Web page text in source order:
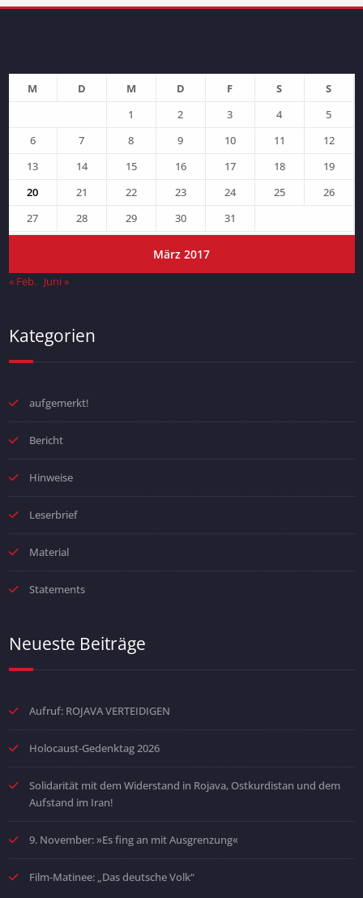
März 2017
M D M D F S
S
1
2 3 4
5
6
7 8 9 10 11
12
13
14 15 16 17 18
19
20
21 22 23 24 25
26
27
28 29 30 31
« Feb. Juni »
Kategorien
aufgemerkt!
Bericht
Hinweise
Leserbrief
Material
Statements
Neueste Beiträge
Aufruf: ROJAVA VERTEIDIGEN
Holocaust-Gedenktag 2026
Solidarität mit dem Widerstand in Rojava, Ostkurdistan und dem
Aufstand im Iran!
9. November: »Es fing an mit Ausgrenzung«
Film-Matinee: „Das deutsche Volk“